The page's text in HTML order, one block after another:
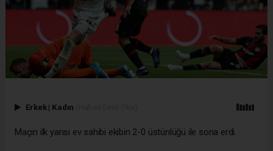
Erkek | Kadın
Maçın ilk yarısı ev sahibi ekibin 2-0 üstünlüğü ile sona erdi.